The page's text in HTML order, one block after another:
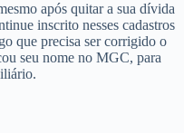
após quitar a sua dívida
inscrito nesses cadastros
que precisa ser corrigido o
seu nome no MGC, para